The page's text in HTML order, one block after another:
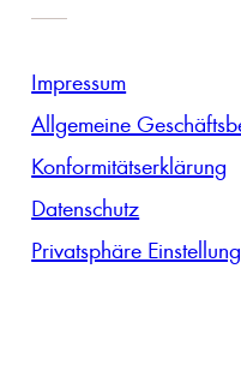
Impressum
Allgemeine
Konformitätserklärung
Datenschutz
Privatsphäre